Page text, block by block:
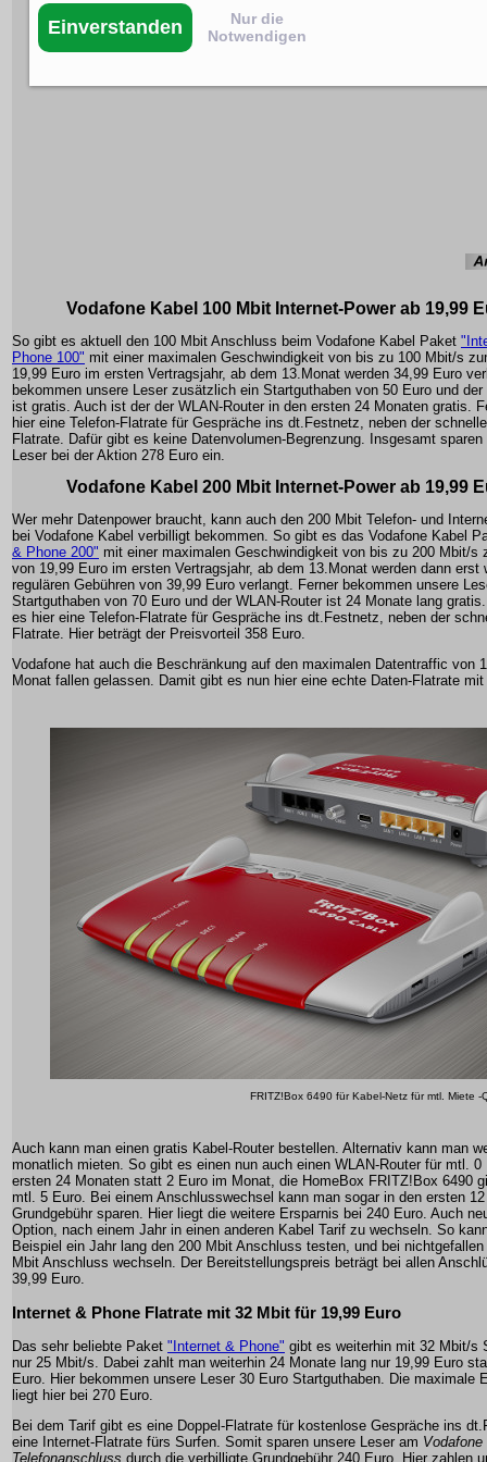
Vodafone Kabel 100 Mbit Internet-Power ab 19,99
So gibt es aktuell den 100 Mbit Anschluss beim Vodafone Kabel Paket
Phone 100" mit einer maximalen Geschwindigkeit von bis zu 100 Mbit/s
19,99 Euro im ersten Vertragsjahr, ab dem 13.Monat werden 34,99 Euro
bekommen unsere Leser zusätzlich ein Startguthaben von 50 Euro und der
ist gratis. Auch ist der der WLAN-Router in den ersten 24 Monaten gratis.
hier eine Telefon-Flatrate für Gespräche ins dt.Festnetz, neben der
Flatrate. Dafür gibt es keine Datenvolumen-Begrenzung. Insgesamt sparen
Leser bei der Aktion 278 Euro ein.
Vodafone Kabel 200 Mbit Internet-Power ab 19,99
Wer mehr Datenpower braucht, kann auch den 200 Mbit Telefon- und
bei Vodafone Kabel verbilligt bekommen. So gibt es das Vodafone Kabel
& Phone 200" mit einer maximalen Geschwindigkeit von bis zu 200 Mbit/s
von 19,99 Euro im ersten Vertragsjahr, ab dem 13.Monat werden dann erst
regulären Gebühren von 39,99 Euro verlangt. Ferner bekommen unsere
Startguthaben von 70 Euro und der WLAN-Router ist 24 Monate lang
es hier eine Telefon-Flatrate für Gespräche ins dt.Festnetz, neben der
Flatrate. Hier beträgt der Preisvorteil 358 Euro.
Vodafone hat auch die Beschränkung auf den maximalen Datentraffic von
Monat fallen gelassen. Damit gibt es nun hier eine echte Daten-Flatrate
FRITZ!Box 6490 für Kabel-Netz für mtl. Miete -
Auch kann man einen gratis Kabel-Router bestellen. Alternativ kann man
monatlich mieten. So gibt es einen nun auch einen WLAN-Router für mtl. 0
ersten 24 Monaten statt 2 Euro im Monat, die HomeBox FRITZ!Box 6490
mtl. 5 Euro. Bei einem Anschlusswechsel kann man sogar in den ersten
Grundgebühr sparen. Hier liegt die weitere Ersparnis bei 240 Euro. Auch
Option, nach einem Jahr in einen anderen Kabel Tarif zu wechseln. So
Beispiel ein Jahr lang den 200 Mbit Anschluss testen, und bei
Mbit Anschluss wechseln. Der Bereitstellungspreis beträgt bei allen
39,99 Euro.
Internet & Phone Flatrate mit 32 Mbit für 19,99 Euro
Das sehr beliebte Paket "Internet & Phone" gibt es weiterhin mit 32 Mbit/s
nur 25 Mbit/s. Dabei zahlt man weiterhin 24 Monate lang nur 19,99 Euro
Euro. Hier bekommen unsere Leser 30 Euro Startguthaben. Die maximale
liegt hier bei 270 Euro.
Bei dem Tarif gibt es eine Doppel-Flatrate für kostenlose Gespräche ins
eine Internet-Flatrate fürs Surfen. Somit sparen unsere Leser am Vodafone
Telefonanschluss durch die verbilligte Grundgebühr 240 Euro. Hier zahlen
Einverstanden
Nur die
Notwendigen